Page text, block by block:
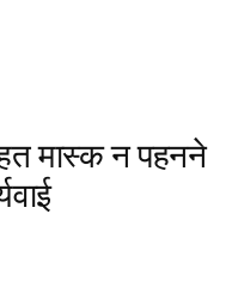
मास्क न पहनने